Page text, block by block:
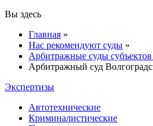
Вы здесь
Главная »
Нас рекомендуют суды »
Арбитражные суды
Арбитражный суд
Экспертизы
Автотехнические
Криминалистические